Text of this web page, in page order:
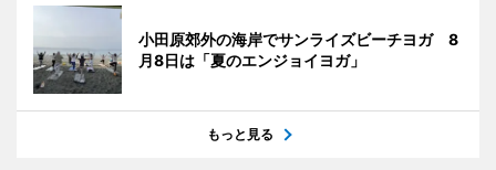
小田原郊外の海岸でサンライズビーチヨガ 8
月8日は「夏のエンジョイヨガ」
もっと見る